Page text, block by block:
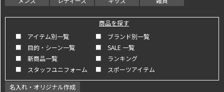
商品を探す
■ アイテム別一覧
■ ブランド別一覧
■ 目的・シーン一覧
■ SALE 一覧
■ 新商品一覧
■ ランキング
■ スタッフユニフォーム
■ スポーツアイテム
名入れ・オリジナル作成